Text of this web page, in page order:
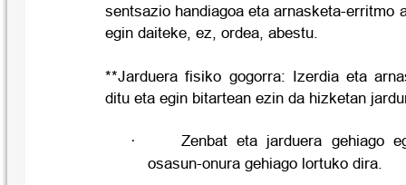
sentsazio handiagoa eta arnasketa-erritmo
egin daiteke, ez, ordea, abestu.
**Jarduera fisiko gogorra: Izerdia eta
ditu eta egin bitartean ezin da hizketan
·
Zenbat eta jarduera gehiago
osasun-onura gehiago lortuko dira.